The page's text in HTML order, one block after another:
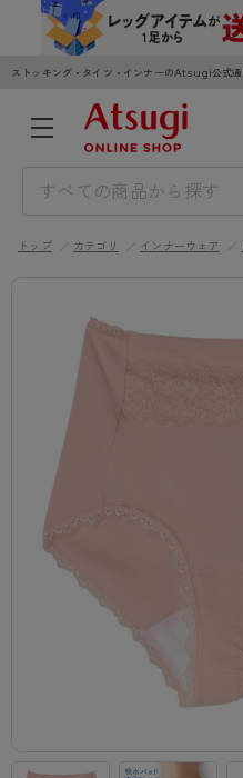
ストッキング・タイツ・インナーのAtsugi公式通
3,980円以上の
WOMEN
カテゴリから探す
レッグウェア
ストッキング
- 無地ストッキング
- 柄ストッキング
- 着圧ストッキング
インナーウェア
ブラジャー
- ノンワイヤーブラ
- ブラトップ
ライフスタイルウェア
ルームウェア・パジ
レッグウエア
ソックス・靴下
クルー・レギュラー
スニーカー丈・くる
インナーウエア
メンズパンツ
Tバック・ビキニ
ライフスタイルウェア
ルームウェア・パジ
レッグウエア
タイツ
ソックス・靴下
クルー・レギュラー
ハイソックス
インナーウエア
ブラジャー
ノンワイヤーブラ
スポーツブラ
ブランドから探す
アスティーグ
スゴスト
商品選びのお手伝い
ご利用ガイド
トップ カテゴリ インナーウェア